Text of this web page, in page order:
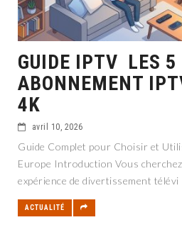
GUIDE IPTV LES 5
ABONNEMENT
4K
avril 10, 2026
Guide Complet pour Choisir et
Europe Introduction Vous
expérience de divertissement télévi
ACTUALITÉ